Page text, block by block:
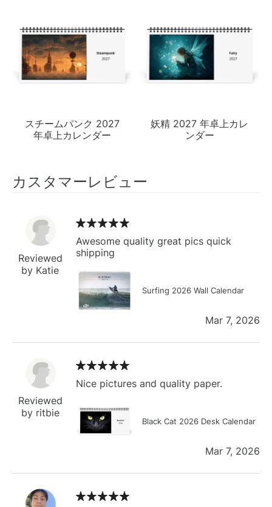
スチームパンク 2027
年卓上カレンダー
妖精 2027 年卓上カレ
ンダー
カスタマーレビュー
Reviewed
by Katie
Awesome quality great pics quick
shipping
Surfing 2026 Wall Calendar
Mar 7, 2026
Reviewed
by ritbie
Nice pictures and quality paper.
Black Cat 2026 Desk Calendar
Mar 7, 2026